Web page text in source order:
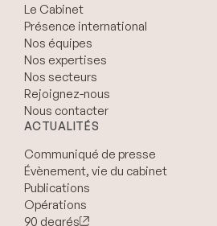
Le Cabinet
Présence international
Nos équipes
Nos expertises
Nos secteurs
Rejoignez-nous
Nous contacter
ACTUALITÉS
Communiqué de presse
Évènement, vie du cabinet
Publications
Opérations
90 degrés